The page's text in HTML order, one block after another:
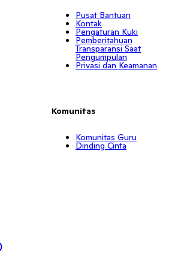
Pusat Bantuan
Kontak
Pengaturan Kuki
Pemberitahuan
Transparansi Saat
Pengumpulan
Privasi dan Keamanan
Komunitas
Komunitas Guru
Dinding Cinta